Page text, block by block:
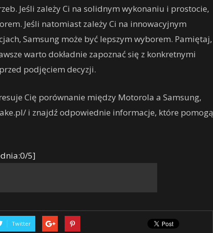
Jeśli zależy Ci na solidnym wykonaniu i prostocie,
Jeśli natomiast zależy Ci na innowacyjnym
Samsung może być lepszym wyborem. Pamiętaj,
warto dokładnie zapoznać się z konkretnymi
podjęciem decyzji.
Cię porównanie między Motorola a Samsung,
i znajdź odpowiednie informacje, które pomogą
5]
Twitter